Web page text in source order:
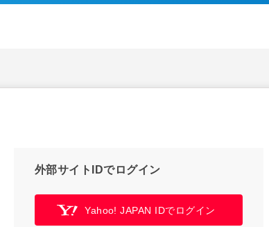
外部サイトIDでログイン
Yahoo! JAPAN IDでログイン